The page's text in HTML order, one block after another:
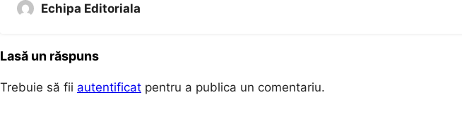
Echipa Editoriala
Lasă un răspuns
Trebuie să fii autentificat pentru a publica un comentariu.